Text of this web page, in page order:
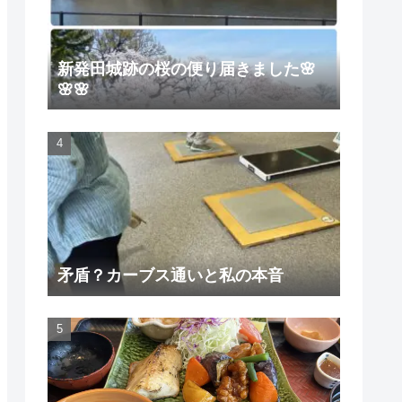
新発田城跡の桜の便り届きました🌸
🌸🌸
矛盾？カーブス通いと私の本音